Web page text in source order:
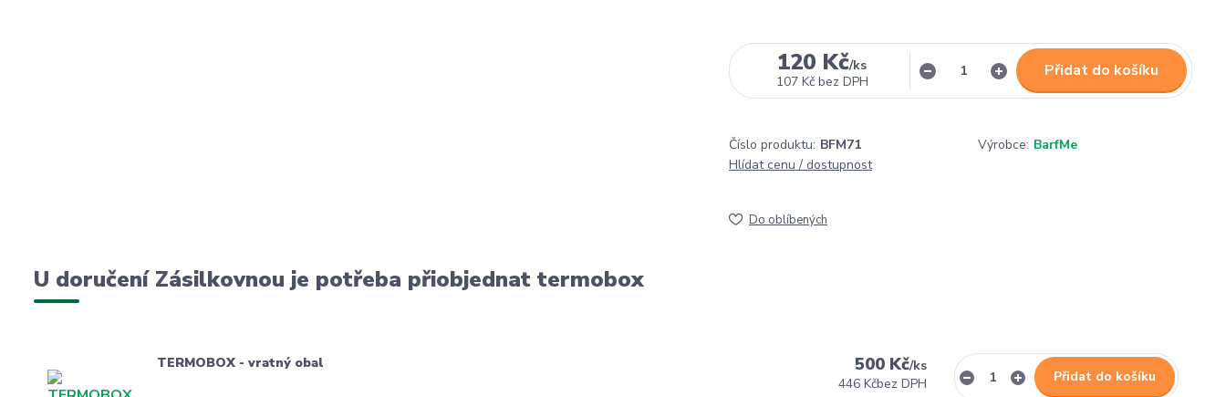
120 Kč/ks
107 Kč bez DPH
Přidat do košíku
Číslo produktu: BFM71 Výrobce: BarfMe
Hlídat cenu / dostupnost
Do oblíbených
U doručení Zásilkovnou je potřeba přiobjednat termobox
TERMOBOX - vratný obal 500 Kč/ks
446 Kčbez DPH Přidat do košíku